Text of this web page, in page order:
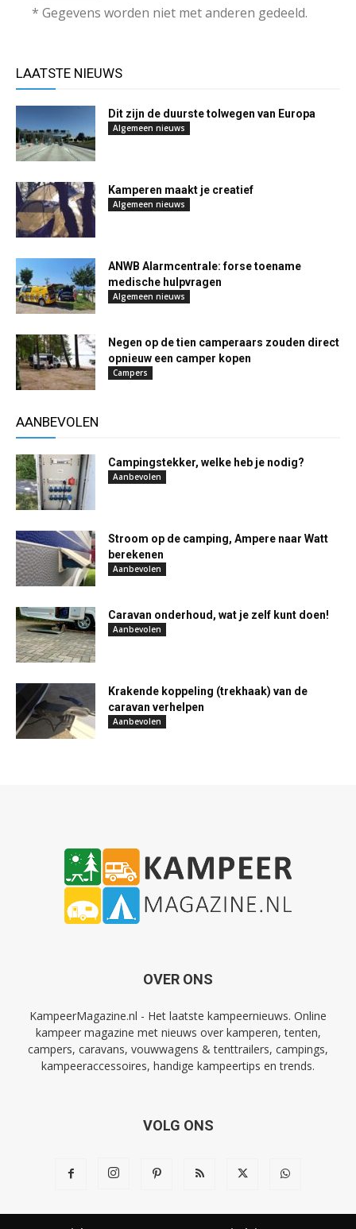
* Gegevens worden niet met anderen gedeeld.
LAATSTE NIEUWS
Dit zijn de duurste tolwegen van Europa
Algemeen nieuws
Kamperen maakt je creatief
Algemeen nieuws
ANWB Alarmcentrale: forse toename
medische hulpvragen
Algemeen nieuws
Negen op de tien camperaars zouden direct
opnieuw een camper kopen
Campers
AANBEVOLEN
Campingstekker, welke heb je nodig?
Aanbevolen
Stroom op de camping, Ampere naar Watt
berekenen
Aanbevolen
Caravan onderhoud, wat je zelf kunt doen!
Aanbevolen
Krakende koppeling (trekhaak) van de
caravan verhelpen
Aanbevolen
OVER ONS
KampeerMagazine.nl - Het laatste kampeernieuws. Online
kampeer magazine met nieuws over kamperen, tenten,
campers, caravans, vouwwagens & tenttrailers, campings,
kampeeraccessoires, handige kampeertips en trends.
VOLG ONS